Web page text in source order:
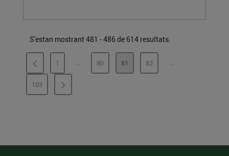
S'estan mostrant 481 - 486 de 614 resultats.
PÀGINA
1 ...PÀGINES INTERMÈDIES
PÀGINA
80 PÀGINA
81 PÀGINA
82 ...PÀGINES
PÀGINA
103